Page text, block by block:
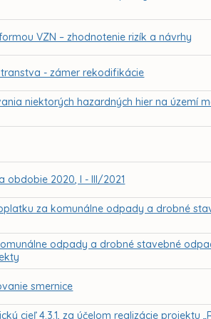
VZN – zhodnotenie rizík a návrhy
- zámer rekodifikácie
niektorých hazardných hier na území
obdobie 2020, I - III/2021
za komunálne odpady a drobné
odpady a drobné stavebné
smernice
cieľ 4.3.1, za účelom realizácie projektu